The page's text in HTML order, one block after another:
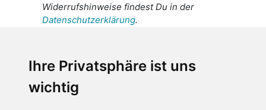
Ihre Privatsphäre ist uns
wichtig
Widerrufshinweise findest Du in der
Datenschutzerklärung.
personenbezogenen Daten an den
Empfänger dieser Nachricht weitergeleitet
werden dürfen. Weitere Informationen und
Widerrufshinweise findest Du in der